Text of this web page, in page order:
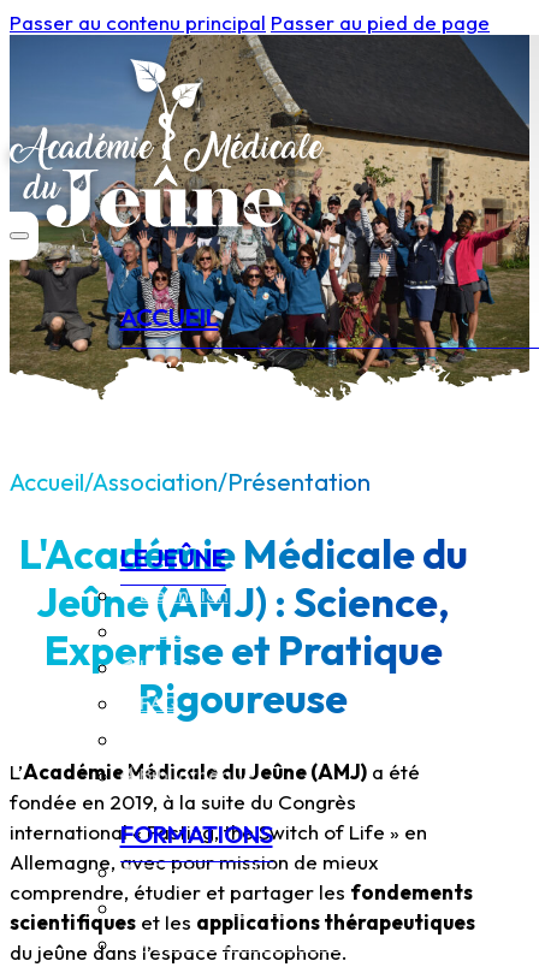
Passer au contenu principal Passer au pied de page
ACCUEIL
LE JEÛNE
Définition
Historique
Lexique
FAQ
Bibliothèque
FORMATIONS
Séminaires théoriques
Classes pratiques
Agenda des formations
Accueil/Association/Présentation
L'Académie Médicale du
Jeûne (AMJ) : Science,
Expertise et Pratique
Rigoureuse
L’Académie Médicale du Jeûne (AMJ) a été
fondée en 2019, à la suite du Congrès
international « Fasting, the Switch of Life » en
Allemagne, avec pour mission de mieux
comprendre, étudier et partager les fondements
scientifiques et les applications thérapeutiques
du jeûne dans l’espace francophone.